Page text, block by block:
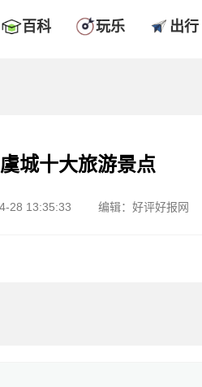
百科 玩乐 出行
城十大旅游景点
28 13:35:33 编辑：好评好报网